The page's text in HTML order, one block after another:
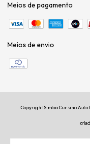
Meios de pagamento
Meios de envio
Copyright Simba Cursino Auto